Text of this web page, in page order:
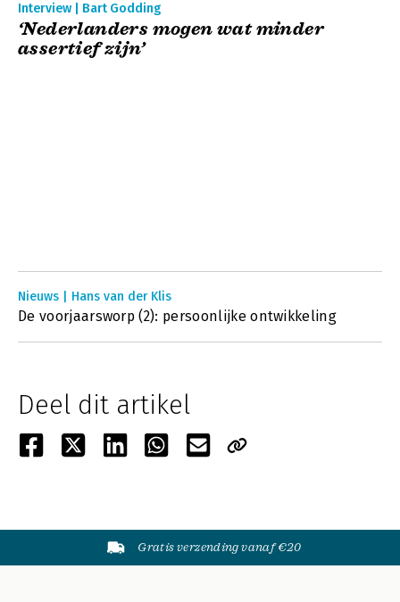
Interview | Bart Godding
‘Nederlanders mogen wat minder
assertief zijn’
Nieuws | Hans van der Klis
De voorjaarsworp (2): persoonlijke ontwikkeling
Deel dit artikel
Gratis verzending vanaf €20